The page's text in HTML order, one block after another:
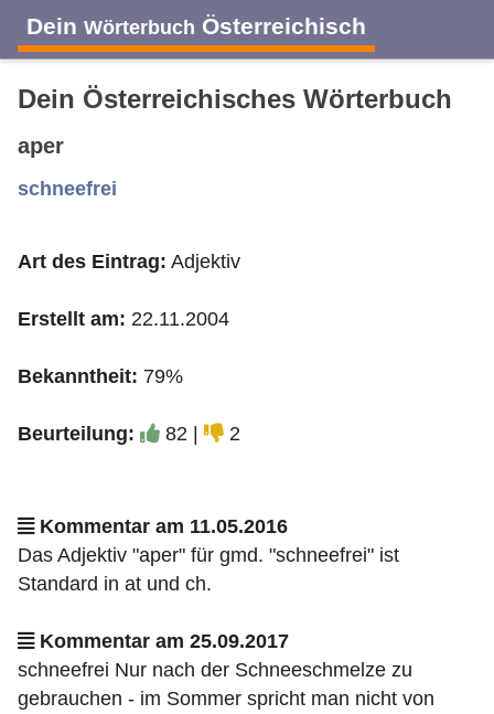
Dein Wörterbuch Österreichisch
A B
J K L M N
Dein Österreichisches Wörterbuch
aper
schneefrei
Art des Eintrag: Adjektiv
Erstellt am: 22.11.2004
Bekanntheit: 79%
Beurteilung: 82 | 2
Kommentar am 11.05.2016
Das Adjektiv "aper" für gmd. "schneefrei" ist
Standard in at und ch.
Kommentar am 25.09.2017
schneefrei Nur nach der Schneeschmelze zu
gebrauchen - im Sommer spricht man nicht von